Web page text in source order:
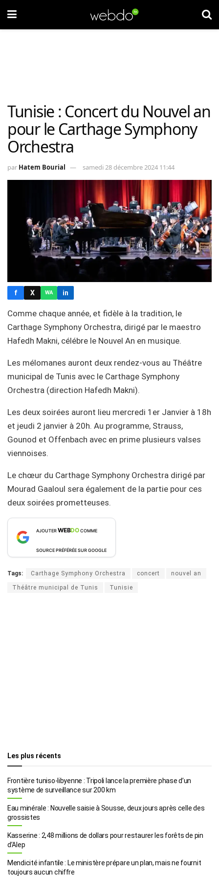
Tunisie : Concert du Nouvel an
pour le Carthage Symphony
Orchestra
par Hatem Bourial samedi 28 décembre 2024 11:44
f X WA in
Comme chaque année, et fidèle à la tradition, le
Carthage Symphony Orchestra, dirigé par le maestro
Hafedh Makni, célébre le Nouvel An en musique.
Les mélomanes auront deux rendez-vous au Théâtre
municipal de Tunis avec le Carthage Symphony
Orchestra (direction Hafedh Makni).
Les deux soirées auront lieu mercredi 1er Janvier à 18h
et jeudi 2 janvier à 20h. Au programme, Strauss,
Gounod et Offenbach avec en prime plusieurs valses
viennoises.
Le chœur du Carthage Symphony Orchestra dirigé par
Mourad Gaaloul sera également de la partie pour ces
deux soirées prometteuses.
AJOUTERWEBDOCOMME
SOURCE PRÉFÉRÉE SUR GOOGLE
Tags: Carthage Symphony Orchestra concert nouvel an
Théâtre municipal de Tunis Tunisie
Les plus récents
Frontière tuniso-libyenne : Tripoli lance la première phase d’un
système de surveillance sur 200 km
Eau minérale : Nouvelle saisie à Sousse, deux jours après celle des
grossistes
Kasserine : 2,48 millions de dollars pour restaurer les forêts de pin
d’Alep
Mendicité infantile : Le ministère prépare un plan, mais ne fournit
toujours aucun chiffre